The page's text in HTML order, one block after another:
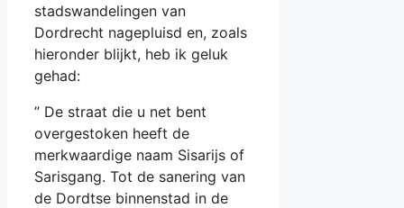
stadswandelingen van
Dordrecht nagepluisd en, zoals
hieronder blijkt, heb ik geluk
gehad:
” De straat die u net bent
overgestoken heeft de
merkwaardige naam Sisarijs of
Sarisgang. Tot de sanering van
de Dordtse binnenstad in de